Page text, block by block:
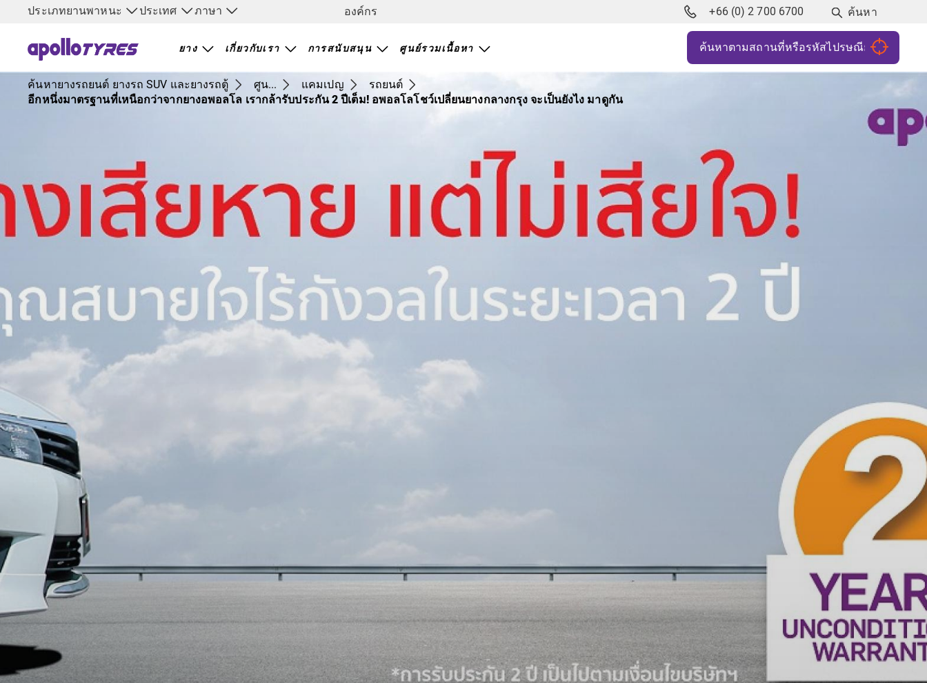
ประเภทยานพาหนะ ประเทศ ภาษา องค์กร +66 (0) 2 700 6700 ค้นหา
ยาง เกี่ยวกับเรา การสนับสนุน ศูนย์รวมเนื้อหา
ค้นหายางรถยนต์ ยางรถ SUV และยางรถตู้ ศูน... แคมเปญ
รถยนต์
อีกหนึ่งมาตรฐานที่เหนือกว่าจากยางอพอลโล เรากล้ารับประกัน 2 ปีเต็ม! อพอลโลโชว์เปลี่ยนยางกลางกรุง จะเป็นยังไง มาดูกัน